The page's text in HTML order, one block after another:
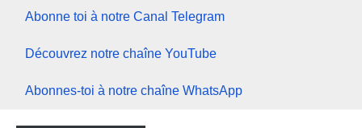
Abonne toi à notre Canal Telegram
Découvrez notre chaîne YouTube
Abonnes-toi à notre chaîne WhatsApp